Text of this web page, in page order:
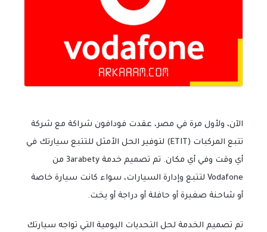
الآن، ولأول مرة في مصر، عقدت فودافون شراكة مع شركة
تتبع المركبات (ETIT) لتوفير الحل الأمثل للتتبع سيارتك في
أي وقت وفي أي مكان. تم تصميم خدمة 3arabety من
Vodafone لتتبع وإدارة السيارات، سواء كانت سيارة خاصة
أو شاحنة صغيرة أو حافلة أو دراجة أو يخت.
تم تصميم الخدمة لحل التحديات اليومية التي تواجه سيارتك